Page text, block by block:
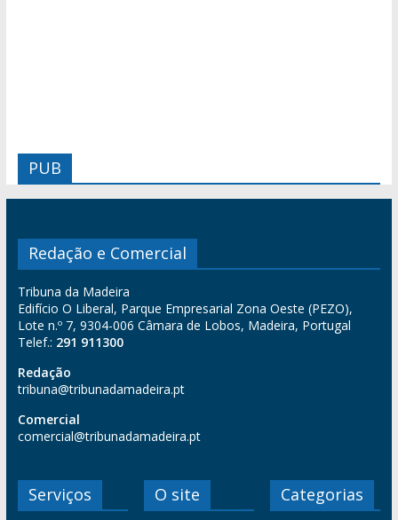
PUB
Redação e Comercial
Tribuna da Madeira
Edifício O Liberal, Parque Empresarial Zona Oeste (PEZO),
Lote n.º 7, 9304-006 Câmara de Lobos, Madeira, Portugal
Telef.: 291 911300
Redação
tribuna@tribunadamadeira.pt
Comercial
comercial@tribunadamadeira.pt
Serviços O site Categorias